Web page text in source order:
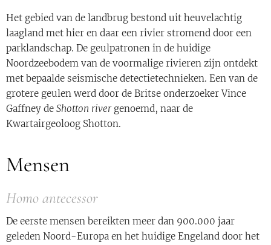
Het gebied van de landbrug bestond uit heuvelachtig
laagland met hier en daar een rivier stromend door een
parklandschap. De geulpatronen in de huidige
Noordzeebodem van de voormalige rivieren zijn ontdekt
met bepaalde seismische detectietechnieken. Een van de
grotere geulen werd door de Britse onderzoeker Vince
Gaffney de Shotton rivergenoemd, naar de
Kwartairgeoloog Shotton.
Mensen
Homo antecessor
De eerste mensen bereikten meer dan 900.000 jaar
geleden Noord-Europa en het huidige Engeland door het